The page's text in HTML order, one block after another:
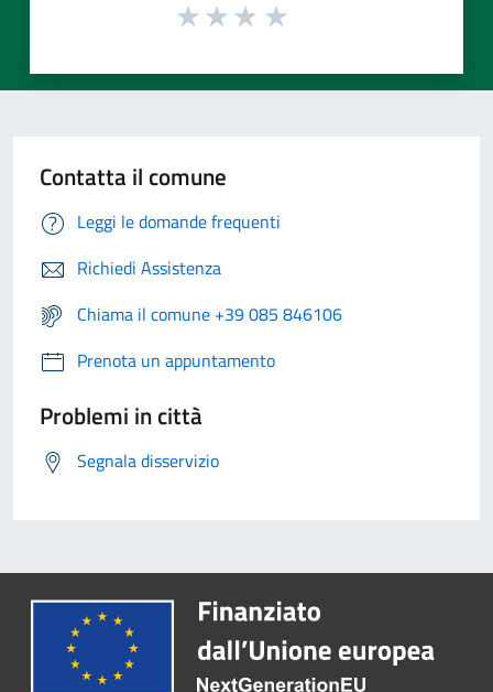
Contatta il comune
Leggi le domande frequenti
Richiedi Assistenza
Chiama il comune +39 085 846106
Prenota un appuntamento
Problemi in città
Segnala disservizio